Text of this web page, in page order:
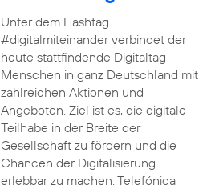
Unter dem Hashtag
#digitalmiteinander verbindet der
heute stattfindende Digitaltag
Menschen in ganz Deutschland mit
zahlreichen Aktionen und
Angeboten. Ziel ist es, die digitale
Teilhabe in der Breite der
Gesellschaft zu fördern und die
Chancen der Digitalisierung
erlebbar zu machen. Telefónica